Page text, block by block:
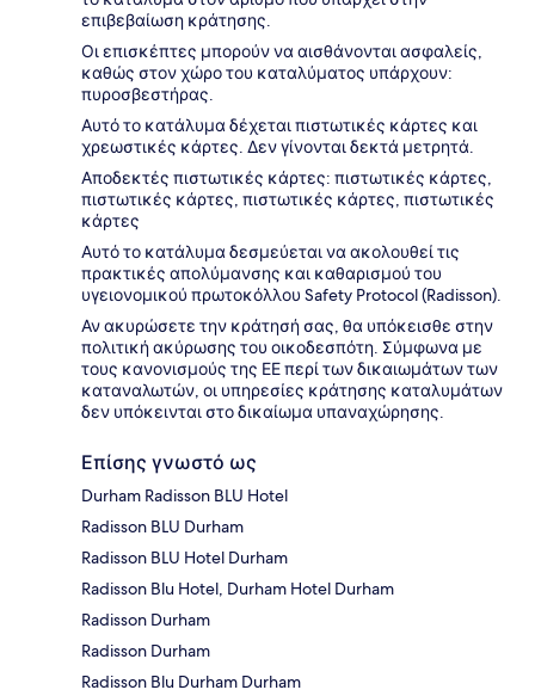
επιβεβαίωση κράτησης.
Οι επισκέπτες μπορούν να αισθάνονται ασφαλείς,
καθώς στον χώρο του καταλύματος υπάρχουν:
πυροσβεστήρας.
Αυτό το κατάλυμα δέχεται πιστωτικές κάρτες και
χρεωστικές κάρτες. Δεν γίνονται δεκτά μετρητά.
Αποδεκτές πιστωτικές κάρτες: πιστωτικές κάρτες,
πιστωτικές κάρτες, πιστωτικές κάρτες, πιστωτικές
κάρτες
Αυτό το κατάλυμα δεσμεύεται να ακολουθεί τις
πρακτικές απολύμανσης και καθαρισμού του
υγειονομικού πρωτοκόλλου Safety Protocol (Radisson).
Αν ακυρώσετε την κράτησή σας, θα υπόκεισθε στην
πολιτική ακύρωσης του οικοδεσπότη. Σύμφωνα με
τους κανονισμούς της ΕΕ περί των δικαιωμάτων των
καταναλωτών, οι υπηρεσίες κράτησης καταλυμάτων
δεν υπόκεινται στο δικαίωμα υπαναχώρησης.
Επίσης γνωστό ως
Durham Radisson BLU Hotel
Radisson BLU Durham
Radisson BLU Hotel Durham
Radisson Blu Hotel, Durham Hotel Durham
Radisson Durham
Radisson Durham
Radisson Blu Durham Durham